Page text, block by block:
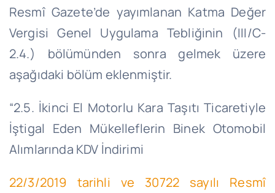
Resmî Gazete’de yayımlanan Katma Değer
Vergisi Genel Uygulama Tebliğinin (III/C-
2.4.) bölümünden sonra gelmek üzere
aşağıdaki bölüm eklenmiştir.
“2.5. İkinci El Motorlu Kara Taşıtı Ticaretiyle
İştigal Eden Mükelleflerin Binek Otomobil
Alımlarında KDV İndirimi
22/3/2019 tarihli ve 30722 sayılı Resmî